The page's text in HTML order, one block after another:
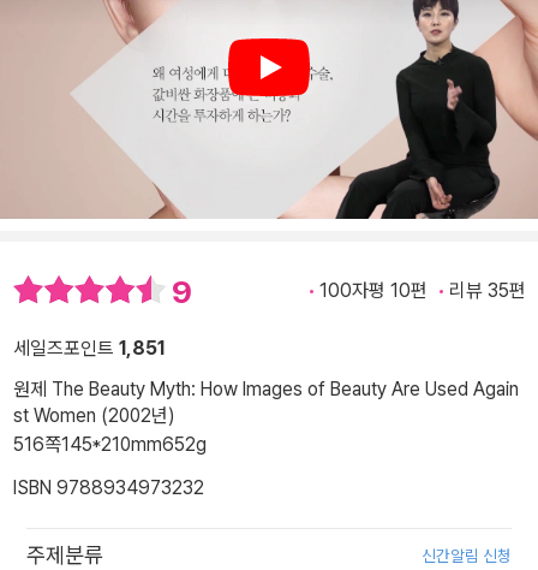
Play
9 100자평 10편 리뷰 35편
세일즈포인트 1,851
원제 The Beauty Myth: How Images of Beauty Are Used Again
st Women (2002년)
516쪽145*210mm652g
ISBN 9788934973232
주제분류 신간알림 신청